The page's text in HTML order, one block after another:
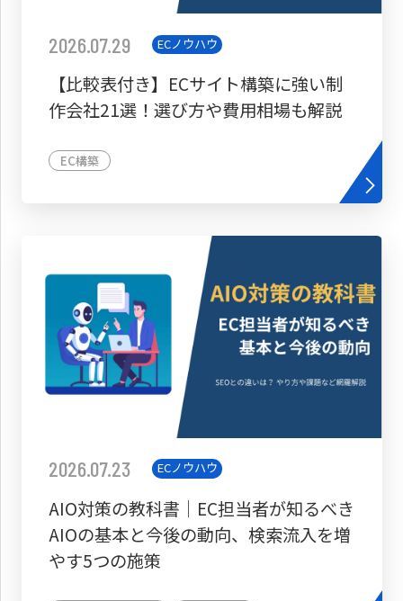
2026.07.29 ECノウハウ
【比較表付き】ECサイト構築に強い制
作会社21選！選び方や費用相場も解説
EC構築
2026.07.23 ECノウハウ
AIO対策の教科書│EC担当者が知るべき
AIOの基本と今後の動向、検索流入を増
やす5つの施策